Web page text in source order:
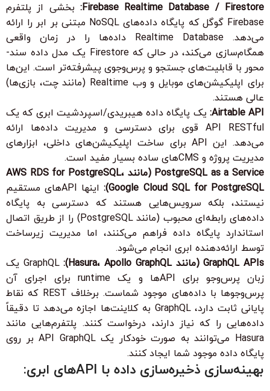
Firebase Realtime Database / Firestore: بخشی از پلتفرم
Firebase گوگل که پایگاه داده‌های NoSQL مبتنی بر ابر را ارائه
می‌دهد. Realtime Database داده‌ها را در زمان واقعی
همگام‌سازی می‌کند، در حالی که Firestore یک مدل داده سند-
محور با قابلیت‌های جستجو و پرس‌وجوی پیشرفته‌تر است. این‌ها
برای اپلیکیشن‌های موبایل و وب Realtime (مانند چت، بازی‌ها)
عالی هستند.
Airtable API: یک پایگاه داده هیبریدی/اسپردشیت ابری که یک
API RESTful قوی برای دسترسی و مدیریت داده‌ها ارائه
می‌دهد. این API برای ساخت اپلیکیشن‌های داخلی، ابزارهای
مدیریت پروژه و CMSهای ساده بسیار مفید است.
PostgreSQL as a Service (مانند AWS RDS for PostgreSQL،
Google Cloud SQL for PostgreSQL):
اینها APIهای مستقیم
نیستند، بلکه سرویس‌هایی هستند که دسترسی به پایگاه
داده‌های رابطه‌ای محبوب (مانند PostgreSQL) را از طریق اتصال
استاندارد پایگاه داده فراهم می‌کنند، اما مدیریت زیرساخت
توسط ارائه‌دهنده ابری انجام می‌شود.
GraphQL APIs (مانند Hasura، Apollo GraphQL):
GraphQL یک
زبان پرس‌وجو برای APIها و یک runtime برای اجرای آن
پرس‌وجوها با داده‌های موجود شماست. برخلاف REST که نقاط
پایانی ثابت دارد، GraphQL به کلاینت‌ها اجازه می‌دهد تا دقیقاً
داده‌هایی را که نیاز دارند، درخواست کنند. پلتفرم‌هایی مانند
Hasura می‌توانند به صورت خودکار یک API GraphQL بر روی
پایگاه داده موجود شما ایجاد کنند.
بهینه‌سازی ذخیره‌سازی داده با APIهای ابری: